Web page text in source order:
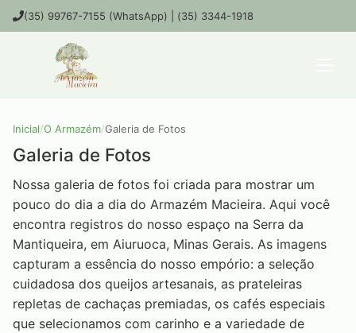
(35) 99767-7155 (WhatsApp) | (35) 3344-1918
Inicial/O Armazém/Galeria de Fotos
Galeria de Fotos
Nossa galeria de fotos foi criada para mostrar um
pouco do dia a dia do Armazém Macieira. Aqui você
encontra registros do nosso espaço na Serra da
Mantiqueira, em Aiuruoca, Minas Gerais. As imagens
capturam a essência do nosso empório: a seleção
cuidadosa dos queijos artesanais, as prateleiras
repletas de cachaças premiadas, os cafés especiais
que selecionamos com carinho e a variedade de